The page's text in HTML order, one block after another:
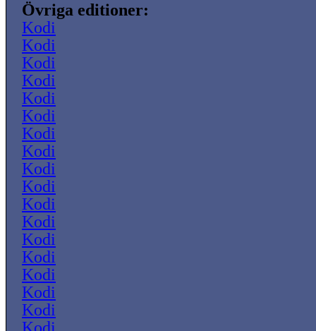
Övriga editioner:
Kodi
Kodi
Kodi
Kodi
Kodi
Kodi
Kodi
Kodi
Kodi
Kodi
Kodi
Kodi
Kodi
Kodi
Kodi
Kodi
Kodi